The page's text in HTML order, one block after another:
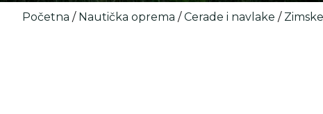
Početna / Nautička oprema /Cerade i navlake /